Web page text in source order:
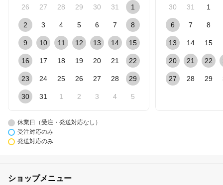
26 27 28 29 30 31 1
2 3 4 5 6 7 8
9 10 11 12 13 14 15
16 17 18 19 20 21 22
23 24 25 26 27 28 29
30 31 1 2 3 4 5
30 31 1
6 7 8
13 14 15
20 21 22
27 28 29
休業日（受注・発送対応なし）
受注対応のみ
発送対応のみ
ショップメニュー